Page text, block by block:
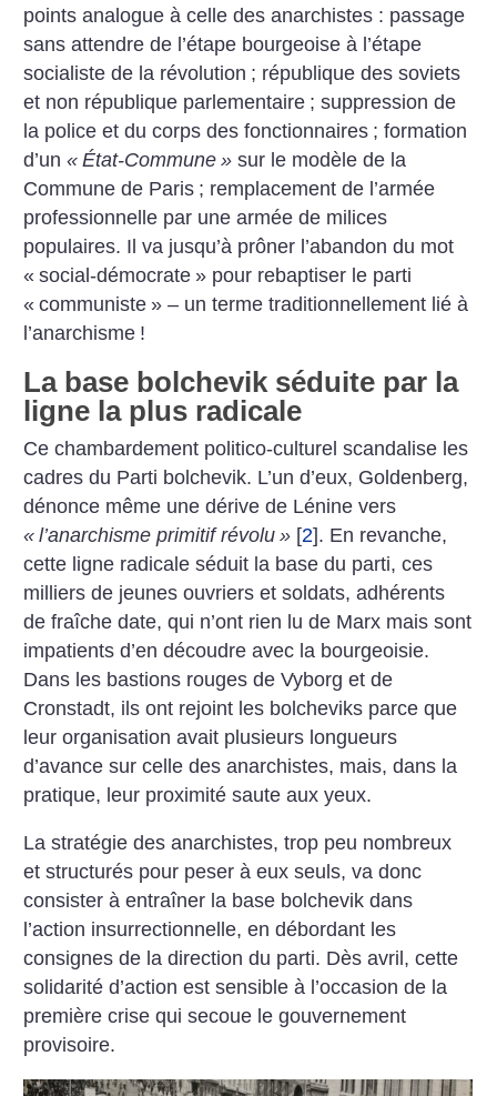
points analogue à celle des anarchistes : passage
sans attendre de l’étape bourgeoise à l’étape
socialiste de la révolution ; république des soviets
et non république parlementaire ; suppression de
la police et du corps des fonctionnaires ; formation
d’un« État-Commune » sur le modèle de la
Commune de Paris ; remplacement de l’armée
professionnelle par une armée de milices
populaires. Il va jusqu’à prôner l’abandon du mot
« social-démocrate » pour rebaptiser le parti
« communiste » – un terme traditionnellement lié à
l’anarchisme !
La base bolchevik séduite par la
ligne la plus radicale
Ce chambardement politico-culturel scandalise les
cadres du Parti bolchevik. L’un d’eux, Goldenberg,
dénonce même une dérive de Lénine vers
« l’anar­chisme pri­mitif révolu » [2]. En revanche,
cette ligne radicale séduit la base du parti, ces
milliers de jeunes ouvriers et soldats, adhérents
de fraîche date, qui n’ont rien lu de Marx mais sont
impatients d’en découdre avec la bourgeoisie.
Dans les bastions rouges de Vyborg et de
Cronstadt, ils ont rejoint les bolcheviks parce que
leur organisation avait plusieurs longueurs
d’avance sur celle des anarchistes, mais, dans la
pratique, leur proximité saute aux yeux.
La stratégie des anarchistes, trop peu nombreux
et structurés pour peser à eux seuls, va donc
consister à entraîner la base bolchevik dans
l’action insurrectionnelle, en débordant les
consignes de la direction du parti. Dès avril, cette
solidarité d’action est sensible à l’occasion de la
première crise qui secoue le gouvernement
provisoire.